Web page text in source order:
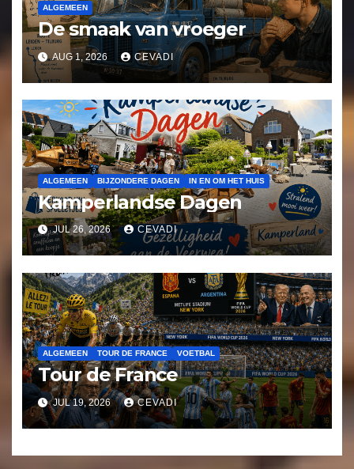
ALGEMEEN
De smaak van vroeger
AUG 1, 2026 CEVADI
ALGEMEEN BIJZONDERE DAGEN IN EN OM HET HUIS
Kamperlandse Dagen
JUL 26, 2026 CEVADI
ALGEMEEN TOUR DE FRANCE VOETBAL
Tour de France
JUL 19, 2026 CEVADI